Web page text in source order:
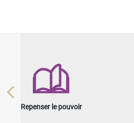
Repenser le pouvoir
Previous